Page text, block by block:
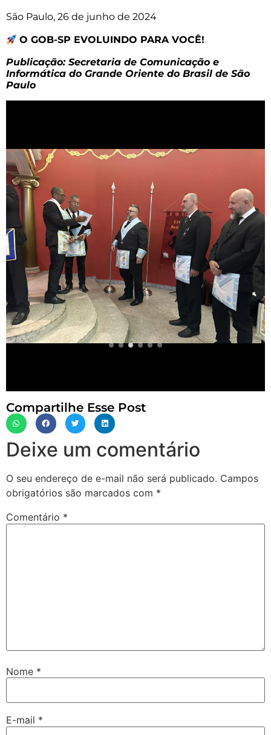
São Paulo, 26 de junho de 2024
O GOB-SP EVOLUINDO PARA VOCÊ!
Publicação: Secretaria de Comunicação e
Informática do Grande Oriente do Brasil de São
Paulo
Compartilhe Esse Post
Deixe um comentário
O seu endereço de e-mail não será publicado. Campos
obrigatórios são marcados com *
Comentário *
Nome *
E-mail *